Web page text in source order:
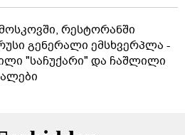
რესტორანში
გენერალი ემსხვერპლა -
"საჩუქარი" და ჩაშლილი